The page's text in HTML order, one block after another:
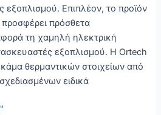
Επιπλέον, το προϊόν
πρόσθετα
τη χαμηλή ηλεκτρική
εξοπλισμού. Η Ortech
θερμαντικών στοιχείων από
ειδικά